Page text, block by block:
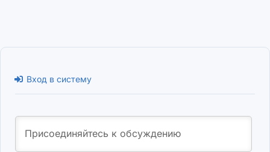
Вход в систему